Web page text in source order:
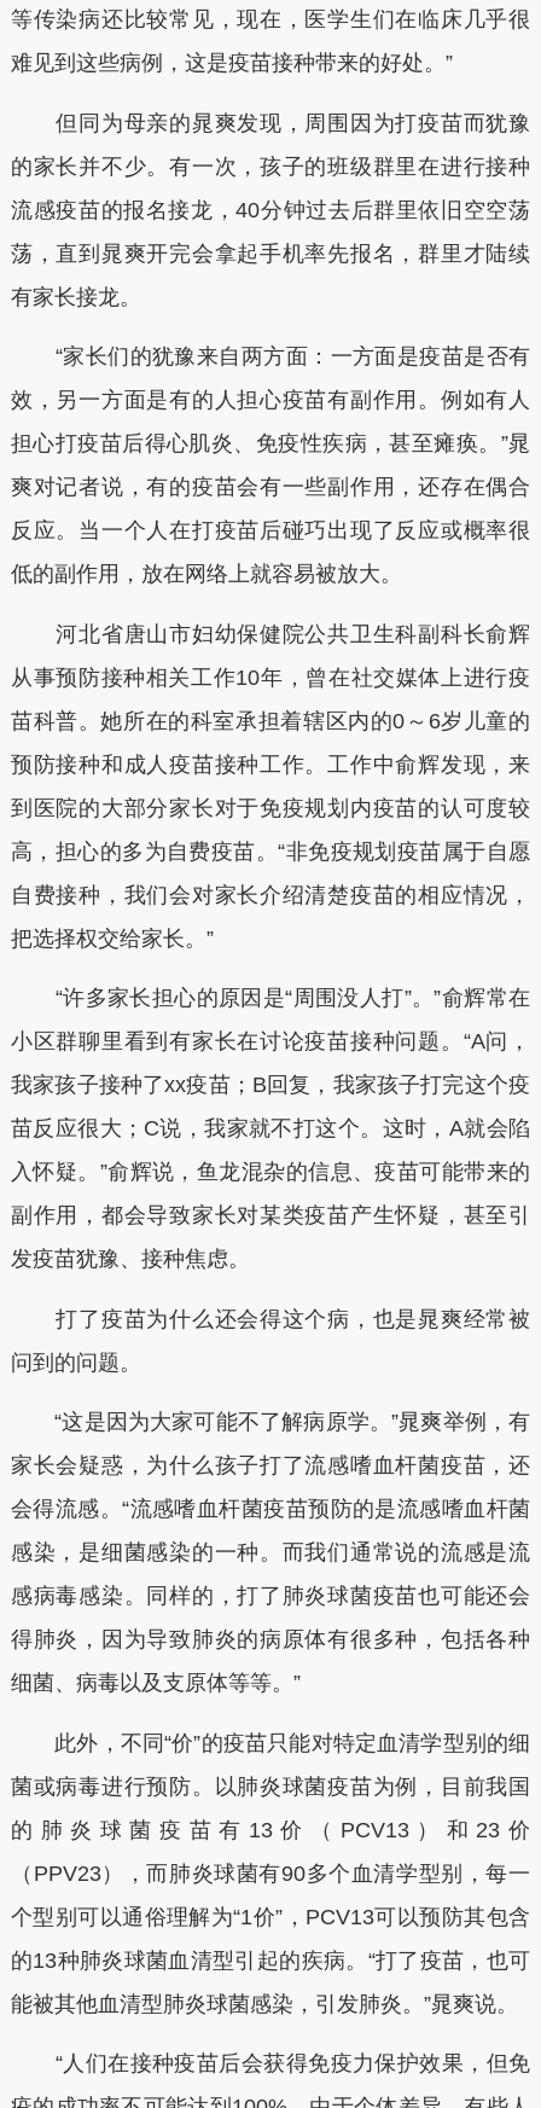
等传染病还比较常见，现在，医学生们在临床几乎很
难见到这些病例，这是疫苗接种带来的好处。”
但同为母亲的晁爽发现，周围因为打疫苗而犹豫
的家长并不少。有一次，孩子的班级群里在进行接种
流感疫苗的报名接龙，40分钟过去后群里依旧空空荡
荡，直到晁爽开完会拿起手机率先报名，群里才陆续
有家长接龙。
“家长们的犹豫来自两方面：一方面是疫苗是否有
效，另一方面是有的人担心疫苗有副作用。例如有人
担心打疫苗后得心肌炎、免疫性疾病，甚至瘫痪。”晁
爽对记者说，有的疫苗会有一些副作用，还存在偶合
反应。当一个人在打疫苗后碰巧出现了反应或概率很
低的副作用，放在网络上就容易被放大。
河北省唐山市妇幼保健院公共卫生科副科长俞辉
从事预防接种相关工作10年，曾在社交媒体上进行疫
苗科普。她所在的科室承担着辖区内的0～6岁儿童的
预防接种和成人疫苗接种工作。工作中俞辉发现，来
到医院的大部分家长对于免疫规划内疫苗的认可度较
高，担心的多为自费疫苗。“非免疫规划疫苗属于自愿
自费接种，我们会对家长介绍清楚疫苗的相应情况，
把选择权交给家长。”
“许多家长担心的原因是“周围没人打”。”俞辉常在
小区群聊里看到有家长在讨论疫苗接种问题。“A问，
我家孩子接种了xx疫苗；B回复，我家孩子打完这个疫
苗反应很大；C说，我家就不打这个。这时，A就会陷
入怀疑。”俞辉说，鱼龙混杂的信息、疫苗可能带来的
副作用，都会导致家长对某类疫苗产生怀疑，甚至引
发疫苗犹豫、接种焦虑。
打了疫苗为什么还会得这个病，也是晁爽经常被
问到的问题。
“这是因为大家可能不了解病原学。”晁爽举例，有
家长会疑惑，为什么孩子打了流感嗜血杆菌疫苗，还
会得流感。“流感嗜血杆菌疫苗预防的是流感嗜血杆菌
感染，是细菌感染的一种。而我们通常说的流感是流
感病毒感染。同样的，打了肺炎球菌疫苗也可能还会
得肺炎，因为导致肺炎的病原体有很多种，包括各种
细菌、病毒以及支原体等等。”
此外，不同“价”的疫苗只能对特定血清学型别的细
菌或病毒进行预防。以肺炎球菌疫苗为例，目前我国
的肺炎球菌疫苗有13价（PCV13）和23价
（PPV23），而肺炎球菌有90多个血清学型别，每一
个型别可以通俗理解为“1价”，PCV13可以预防其包含
的13种肺炎球菌血清型引起的疾病。“打了疫苗，也可
能被其他血清型肺炎球菌感染，引发肺炎。”晁爽说。
“人们在接种疫苗后会获得免疫力保护效果，但免